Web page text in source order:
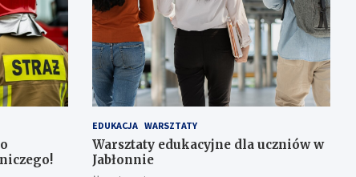
EDUKACJA WARSZTATY
Warsztaty edukacyjne dla uczniów w
Jabłonnie